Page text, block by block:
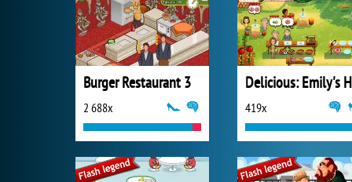
Burger Restaurant 3
2 688x 419x